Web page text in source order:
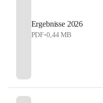
Ergebnisse 2026
PDF•0,44 MB